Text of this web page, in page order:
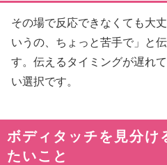
その場で反応できなくても大
いうの、ちょっと苦手で」と
す。伝えるタイミングが遅れ
い選択です。
ボディタッチを見分け
たいこと